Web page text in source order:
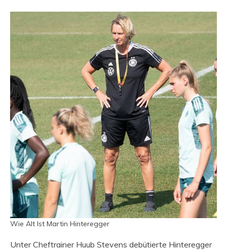
Wie Alt Ist Martin Hinteregger
Unter Cheftrainer Huub Stevens debütierte Hinteregger